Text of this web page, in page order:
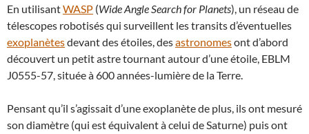
En utilisantWASP (Wide Angle Search for Planets), un réseau de
télescopes robotisés qui surveillent les transits d’éventuelles
exoplanètesdevant des étoiles, desastronomesont d’abord
découvert un petit astre tournant autour d’une étoile, EBLM
J0555-57, située à 600 années-lumière de la Terre.
Pensant qu’il s’agissait d’une exoplanète de plus, ils ont mesuré
son diamètre (qui est équivalent à celui de Saturne) puis ont